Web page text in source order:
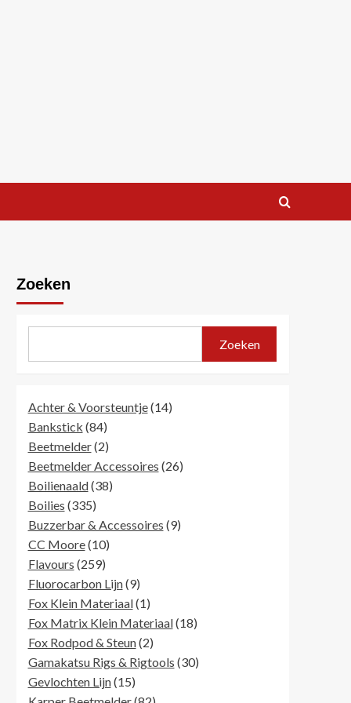
Zoeken
Zoeken
Achter & Voorsteuntje 1414
Bankstick 8484
producten
Beetmelder 22
producten
Beetmelder Accessoires 2626
Boilienaald 3838
Boilies 335335
producten
Buzzerbar & Accessoires 99
CC Moore 1010
producten
Flavours 259259
producten
Fluorocarbon Lijn 99
producten
Fox Klein Materiaal 11
product
Fox Matrix Klein Materiaal 1818
Fox Rodpod & Steun 22
producten
Gamakatsu Rigs & Rigtools 3030
Gevlochten Lijn 1515